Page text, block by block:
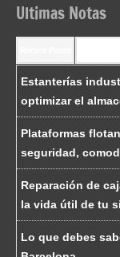
Ultimas Notas
Estanterías
optimizar el
Plataformas
seguridad,
Reparación de
la vida útil de tu
Lo que debes